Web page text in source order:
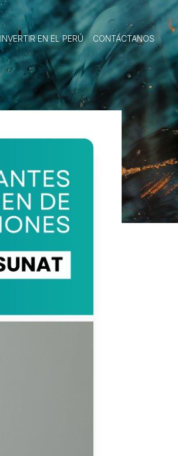
INVERTIR EN EL PERÚ CONTÁCTANOS